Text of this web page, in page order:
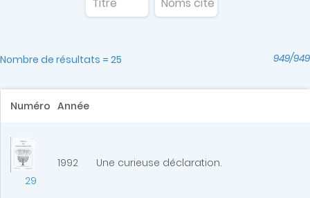
Nombre de résultats = 25 949/949
Numéro Année
29
1992 Une curieuse déclaration.